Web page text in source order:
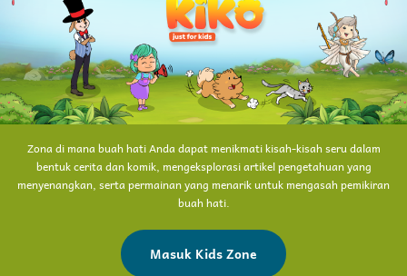
Zona di mana buah hati Anda dapat menikmati kisah-kisah seru dalam
bentuk cerita dan komik, mengeksplorasi artikel pengetahuan yang
menyenangkan, serta permainan yang menarik untuk mengasah pemikiran
buah hati.
Masuk Kids Zone